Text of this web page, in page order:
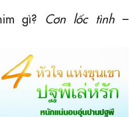
gì? Cơn lốc tình–